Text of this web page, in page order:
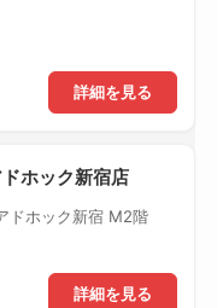
詳細を見る
ホック新宿店
ドホック新宿 M2階
詳細を見る